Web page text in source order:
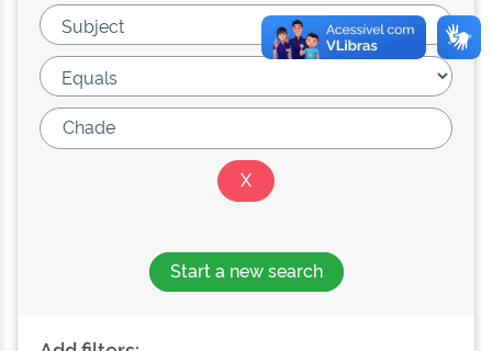
Start a new search